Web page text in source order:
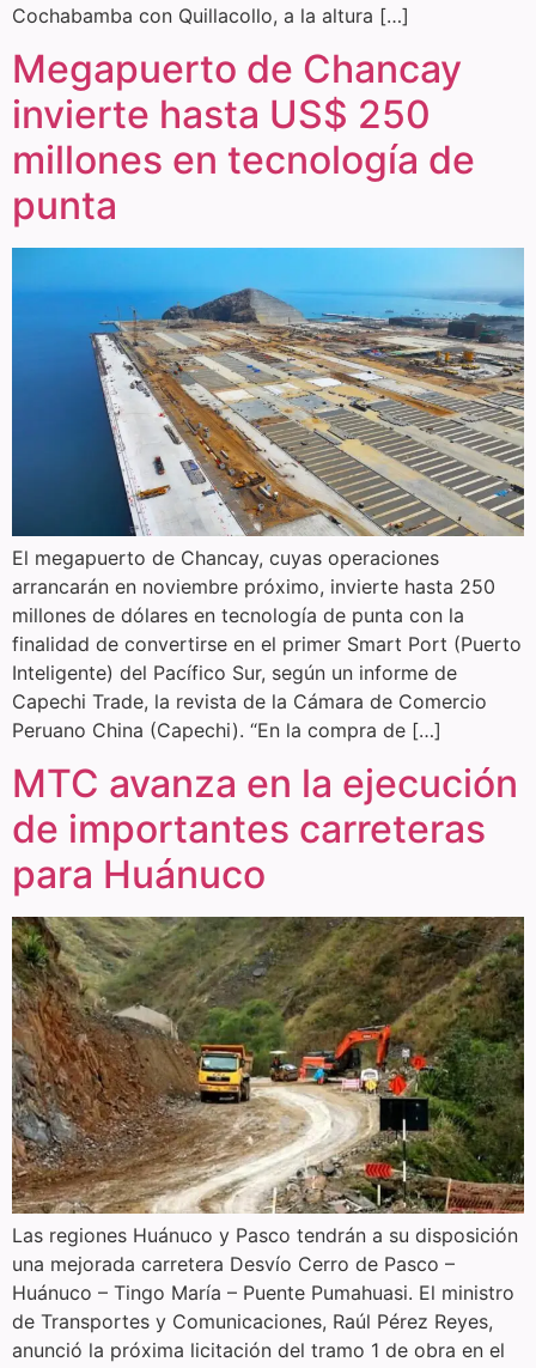
Cochabamba con Quillacollo, a la altura […]
Megapuerto de Chancay
invierte hasta US$ 250
millones en tecnología de
punta
El megapuerto de Chancay, cuyas operaciones
arrancarán en noviembre próximo, invierte hasta 250
millones de dólares en tecnología de punta con la
finalidad de convertirse en el primer Smart Port (Puerto
Inteligente) del Pacífico Sur, según un informe de
Capechi Trade, la revista de la Cámara de Comercio
Peruano China (Capechi). “En la compra de […]
MTC avanza en la ejecución
de importantes carreteras
para Huánuco
Las regiones Huánuco y Pasco tendrán a su disposición
una mejorada carretera Desvío Cerro de Pasco –
Huánuco – Tingo María – Puente Pumahuasi. El ministro
de Transportes y Comunicaciones, Raúl Pérez Reyes,
anunció la próxima licitación del tramo 1 de obra en el